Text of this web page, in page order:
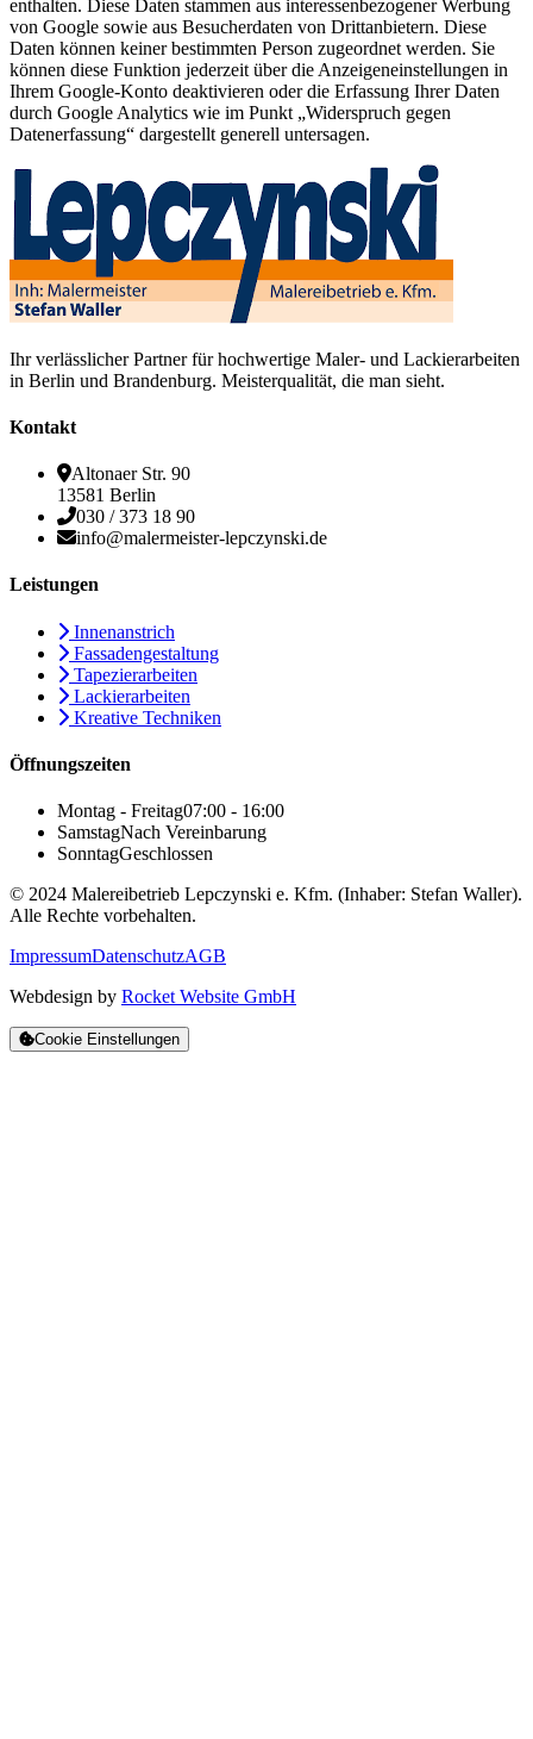
enthalten. Diese Daten stammen aus interessenbezogener Werbung
von Google sowie aus Besucherdaten von Drittanbietern. Diese
Daten können keiner bestimmten Person zugeordnet werden. Sie
können diese Funktion jederzeit über die Anzeigeneinstellungen in
Ihrem Google-Konto deaktivieren oder die Erfassung Ihrer Daten
durch Google Analytics wie im Punkt „Widerspruch gegen
Datenerfassung“ dargestellt generell untersagen.
Ihr verlässlicher Partner für hochwertige Maler- und Lackierarbeiten
in Berlin und Brandenburg. Meisterqualität, die man sieht.
Kontakt
Altonaer Str. 90
13581 Berlin
030 / 373 18 90
info@malermeister-lepczynski.de
Leistungen
Innenanstrich
Fassadengestaltung
Tapezierarbeiten
Lackierarbeiten
Kreative Techniken
Öffnungszeiten
Montag - Freitag07:00 - 16:00
SamstagNach Vereinbarung
SonntagGeschlossen
© 2024 Malereibetrieb Lepczynski e. Kfm. (Inhaber: Stefan Waller).
Alle Rechte vorbehalten.
ImpressumDatenschutzAGB
Webdesign by Rocket Website GmbH
Cookie Einstellungen